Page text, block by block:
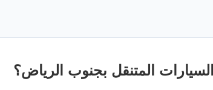
المتنقل بجنوب الرياض؟